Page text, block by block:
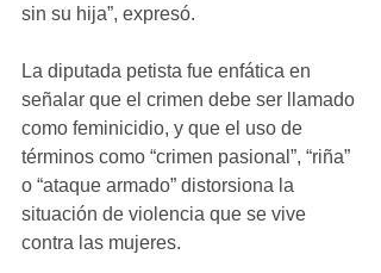
sin su hija”, expresó.
La diputada petista fue enfática en
señalar que el crimen debe ser llamado
como feminicidio, y que el uso de
términos como “crimen pasional”, “riña”
o “ataque armado” distorsiona la
situación de violencia que se vive
contra las mujeres.